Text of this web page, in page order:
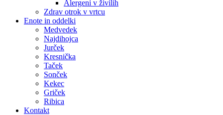
Alergeni v živilih
Zdrav otrok v vrtcu
Enote in oddelki
Medvedek
Najdihojca
Jurček
Kresnička
Taček
Sonček
Kekec
Griček
Ribica
Kontakt